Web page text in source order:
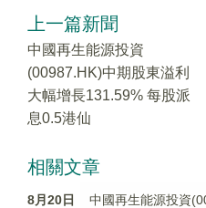
上一篇新聞
中國再生能源投資
(00987.HK)中期股東溢利
大幅增長131.59% 每股派
息0.5港仙
相關文章
8月20日
中國再生能源投資